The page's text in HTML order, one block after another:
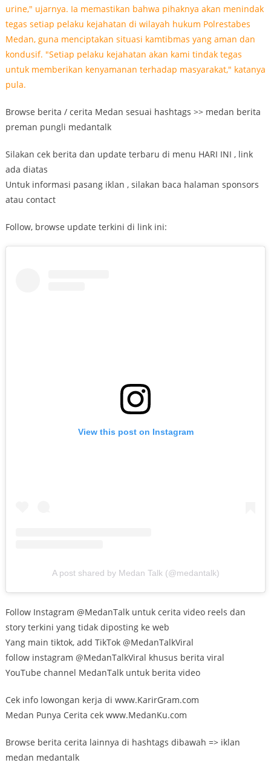
Browse berita / cerita Medan sesuai hashtags >> medan berita
preman pungli medantalk
Silakan cek berita dan update terbaru di menu HARI INI , link
ada diatas
Untuk informasi pasang iklan , silakan baca halaman sponsors
atau contact
Follow, browse update terkini di link ini:
View this post on Instagram
A post shared by Medan Talk (@medantalk)
Follow Instagram @MedanTalk untuk cerita video reels dan
story terkini yang tidak diposting ke web
Yang main tiktok, add TikTok @MedanTalkViral
follow instagram @MedanTalkViral khusus berita viral
YouTube channel MedanTalk untuk berita video
Cek info lowongan kerja di www.KarirGram.com
Medan Punya Cerita cek www.MedanKu.com
Browse berita cerita lainnya di hashtags dibawah => iklan
medan medantalk